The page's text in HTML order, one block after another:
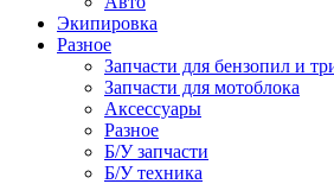
Экипировка
Разное
Запчасти для бензопил и
Запчасти для мотоблока
Аксессуары
Разное
Б/У запчасти
Б/У техника